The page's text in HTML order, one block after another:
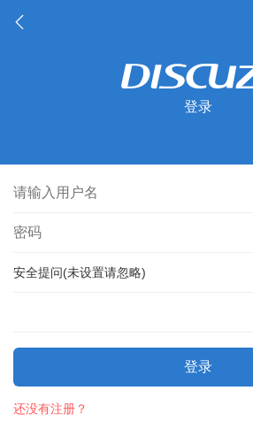
登录
安全提问(未设置请忽略)
登录
还没有注册？